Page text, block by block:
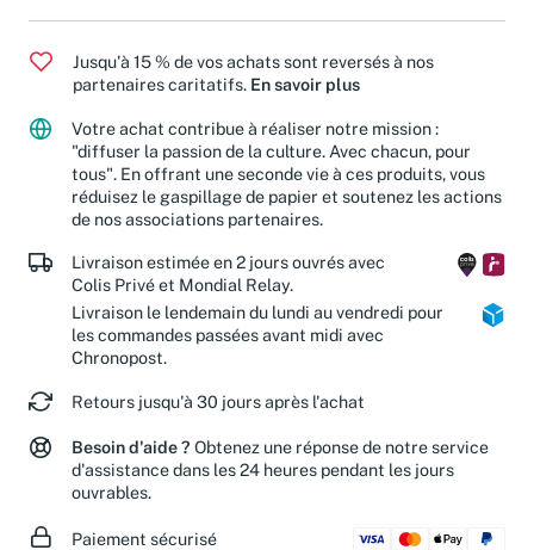
Jusqu'à 15 % de vos achats sont reversés à nos
partenaires caritatifs. En savoir plus
Votre achat contribue à réaliser notre mission :
"diffuser la passion de la culture. Avec chacun, pour
tous". En offrant une seconde vie à ces produits, vous
réduisez le gaspillage de papier et soutenez les actions
de nos associations partenaires.
Livraison estimée en 2 jours ouvrés avec
Colis Privé et Mondial Relay.
Livraison le lendemain du lundi au vendredi pour
les commandes passées avant midi avec
Chronopost.
Retours jusqu'à 30 jours après l'achat
Besoin d'aide ? Obtenez une réponse de notre service
d'assistance dans les 24 heures pendant les jours
ouvrables.
Paiement sécurisé